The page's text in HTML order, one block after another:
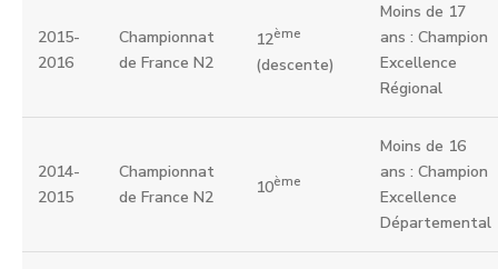
2015-
2016
Championnat
de France N2
12ème
(descente)
Moins de 17
ans : Champion
Excellence
Régional
2014-
2015
Championnat
de France N2
10ème
Moins de 16
ans : Champion
Excellence
Départemental